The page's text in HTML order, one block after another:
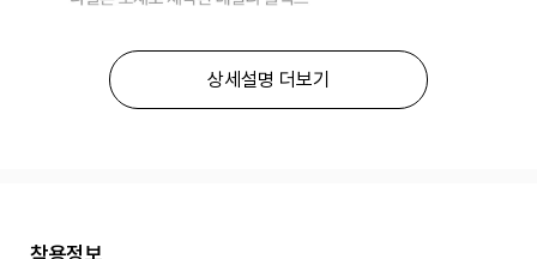
상세설명 더보기
착용정보